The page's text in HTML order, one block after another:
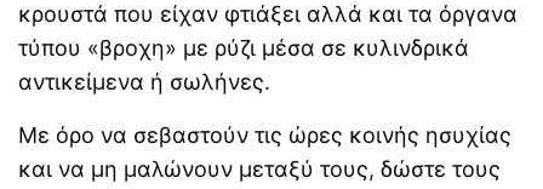
κρουστά που είχαν φτιάξει αλλά και τα όργανα
τύπου «βροχη» με ρύζι μέσα σε κυλινδρικά
αντικείμενα ή σωλήνες.
Με όρο να σεβαστούν τις ώρες κοινής ησυχίας
και να μη μαλώνουν μεταξύ τους, δώστε τους